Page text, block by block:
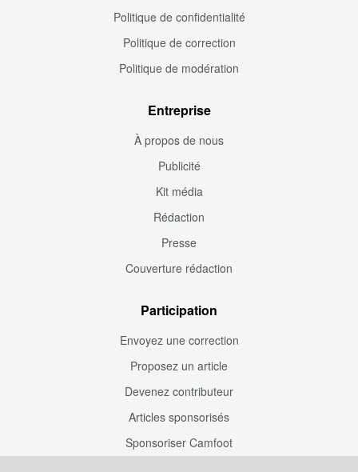
Politique de confidentialité
Politique de correction
Politique de modération
Entreprise
À propos de nous
Publicité
Kit média
Rédaction
Presse
Couverture rédaction
Participation
Envoyez une correction
Proposez un article
Devenez contributeur
Articles sponsorisés
Sponsoriser Camfoot